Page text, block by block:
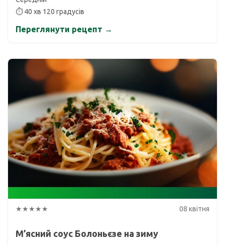
⏱ 40 хв 120 градусів
Переглянути рецепт →
★★★★★ 08 квітня
М’ясний соус Болоньєзе на зиму